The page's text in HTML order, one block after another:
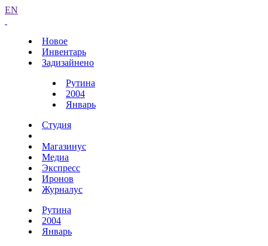
EN
Новое
Инвентарь
Задизайнено
Рутина
2004
Январь
Студия
Магазинус
Медиа
Экспресс
Иронов
Журналус
Рутина
2004
Январь